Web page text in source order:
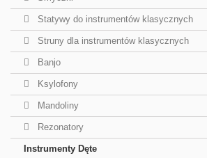
Statywy do instrumentów klasycznych
Struny dla instrumentów klasycznych
Banjo
Ksylofony
Mandoliny
Rezonatory
Instrumenty Dęte